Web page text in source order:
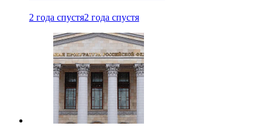
2 года спустя2 года спустя